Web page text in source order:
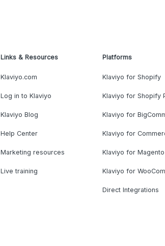
Links & Resources
Klaviyo.com
Log in to Klaviyo
Klaviyo Blog
Help Center
Marketing resources
Live training
Platforms
Klaviyo for Shopify
Klaviyo for Shopify
Klaviyo for
Klaviyo for
Klaviyo for Magento
Klaviyo for
Direct Integrations